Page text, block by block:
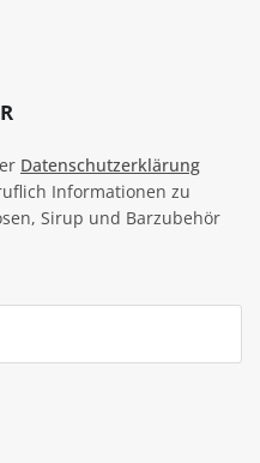
Datenschutzerklärung
Informationen zu
Sirup und Barzubehör